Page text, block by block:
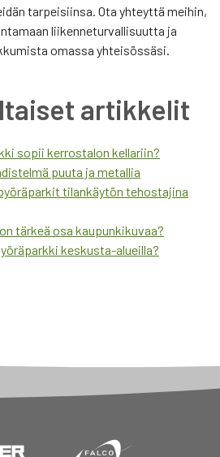
tarpeisiinsa. Ota yhteyttä meihin,
liikenneturvallisuutta ja
omassa yhteisössäsi.
artikkelit
sopii kerrostalon kellariin?
puuta ja metallia
tilankäytön tehostajina
tärkeä osa kaupunkikuvaa?
keskusta-alueilla?